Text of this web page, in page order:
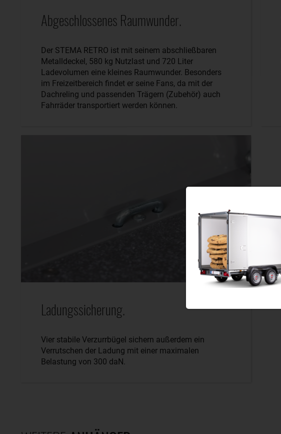
Abgeschlossenes Raumwunder.
Der STEMA RETRO ist mit seinem abschließbaren
Metalldeckel, 580 kg Nutzlast und 720 Liter
Ladevolumen eine kleines Raumwunder. Besonders
im Freizeitbereich findet er seine Fans, da mit der
Dachreling und passenden Trägern (Zubehör) auch
Fahrräder transportiert werden können.
Ladungssicherung.
Vier stabile Verzurrbügel sichern außerdem ein
Verrutschen der Ladung mit einer maximalen
Belastung von 300 daN.